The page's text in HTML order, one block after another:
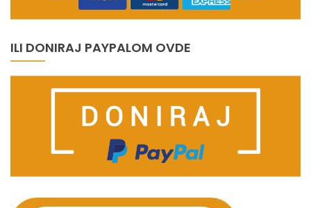
ILI DONIRAJ PAYPALOM OVDE